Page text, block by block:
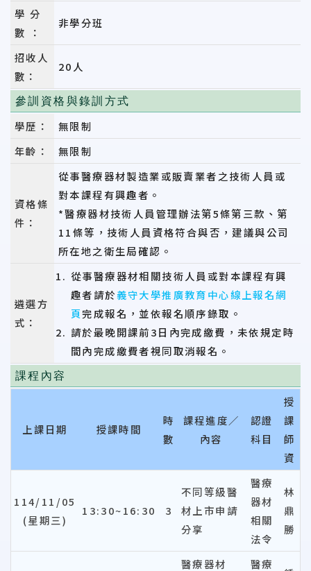
學 分
數 ：
非學分班
招收人
數：
20人
參訓資格與錄訓方式
學歷：
無限制
年齡：
無限制
資格條
件：
從事醫療器材製造業或販賣業者之技術人員或
對本課程有興趣者。
*醫療器材技術人員管理辦法第5條第三款、第
11條等，技術人員資格符合與否，建議與公司
所在地之衛生局確認。
遴選方
式：
從事醫療器材相關技術人員或對本課程有興
趣者請於義守大學推廣教育中心線上報名網
頁完成報名，並依報名順序錄取。
請於最晚開課前3日內完成繳費，未依規定時
間內完成繳費者視同取消報名。
課程內容
上課日期 授課時間
時
數
課程進度／
內容
認證
科目
授
課
師
資
114/11/05
(星期三)
13:30~16:30 3
不同等級醫
材上市申請
分享
醫療
器材
相關
法令
林
鼎
勝
醫療器材
醫療